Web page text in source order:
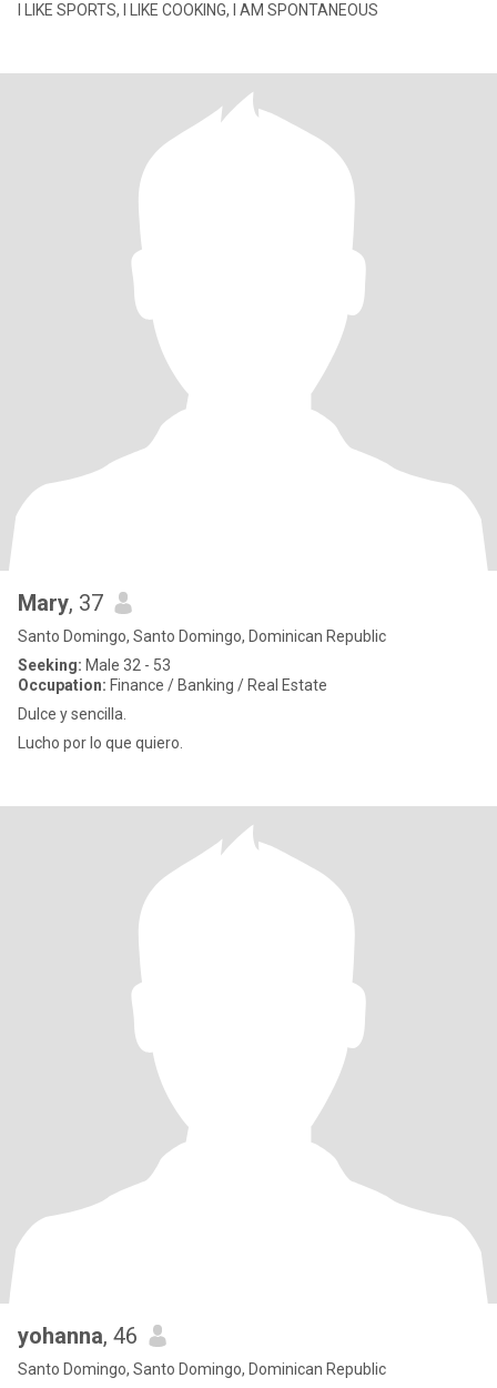
I LIKE SPORTS, I LIKE COOKING, I AM SPONTANEOUS
Mary, 37
Santo Domingo, Santo Domingo, Dominican Republic
Seeking: Male 32 - 53
Occupation: Finance / Banking / Real Estate
Dulce y sencilla.
Lucho por lo que quiero.
yohanna, 46
Santo Domingo, Santo Domingo, Dominican Republic